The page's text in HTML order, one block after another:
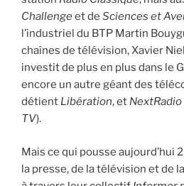
Challengeet de Sciences et
l’industriel du BTP Martin
chaînes de télévision, Xavier
investit de plus en plus dans le
encore un autre géant des
détient Libération, et NextRadio
TV).
Mais ce qui pousse aujourd’hui
la presse, de la télévision et de